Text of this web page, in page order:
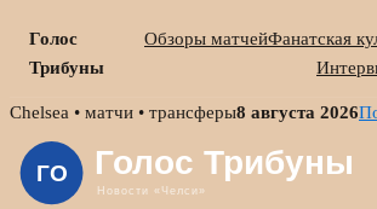
Голос
Трибуны
Обзоры матчейФанатская
Skip
content
Chelsea • матчи • трансферы8 августа 2026